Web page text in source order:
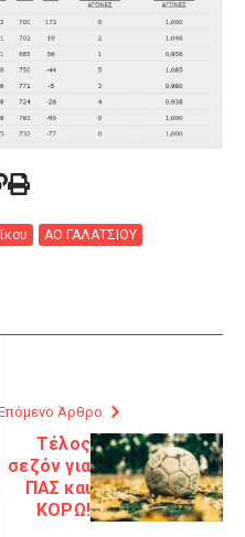
ΑΟ ΓΑΛΑΤΣΙΟΥ
Άρθρο
Τέλος
σεζόν για
ΠΑΣ και
ΚΟΡΩ!